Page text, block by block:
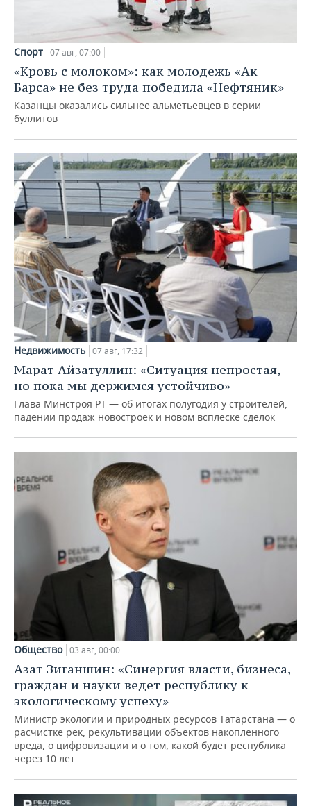
Спорт 07 авг, 07:00
«Кровь с молоком»: как молодежь «Ак
Барса» не без труда победила «Нефтяник»
Казанцы оказались сильнее альметьевцев в серии
буллитов
Недвижимость 07 авг, 17:32
Марат Айзатуллин: «Ситуация непростая,
но пока мы держимся устойчиво»
Глава Минстроя РТ — об итогах полугодия у строителей,
падении продаж новостроек и новом всплеске сделок
Общество 03 авг, 00:00
Азат Зиганшин: «Синергия власти, бизнеса,
граждан и науки ведет республику к
экологическому успеху»
Министр экологии и природных ресурсов Татарстана — о
расчистке рек, рекультивации объектов накопленного
вреда, о цифровизации и о том, какой будет республика
через 10 лет